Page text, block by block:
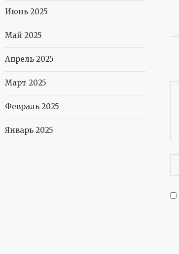
Июнь 2025
Май 2025
Апрель 2025
Март 2025
Февраль 2025
Январь 2025